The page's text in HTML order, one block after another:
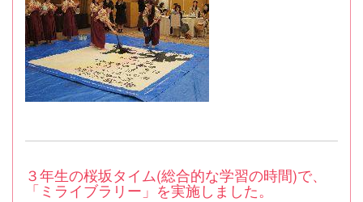
３年生の桜坂タイム(総合的な学習の時間)で、
「ミライブラリー」を実施しました。